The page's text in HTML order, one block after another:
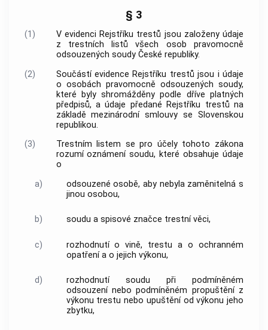
§ 3
(1)
V evidenci Rejstříku trestů jsou založeny údaje
z trestních listů všech osob pravomocně
odsouzených soudy České republiky.
(2)
Součástí evidence Rejstříku trestů jsou i údaje
o osobách pravomocně odsouzených soudy,
které byly shromážděny podle dříve platných
předpisů, a údaje předané Rejstříku trestů na
základě mezinárodní smlouvy se Slovenskou
republikou.
(3)
Trestním listem se pro účely tohoto zákona
rozumí oznámení soudu, které obsahuje údaje
o
a)
odsouzené osobě, aby nebyla zaměnitelná s
jinou osobou,
b) soudu a spisové značce trestní věci,
c)
rozhodnutí o vině, trestu a o ochranném
opatření a o jejich výkonu,
d)
rozhodnutí soudu při podmíněném
odsouzení nebo podmíněném propuštění z
výkonu trestu nebo upuštění od výkonu jeho
zbytku,